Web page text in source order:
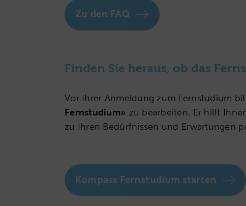
Zu den FAQ
Finden Sie heraus, ob das
Vor Ihrer Anmeldung zum Fernstudium
Fernstudium» zu bearbeiten. Er hilft
zu Ihren Bedürfnissen und Erwartungen
Kompass Fernstudium starten